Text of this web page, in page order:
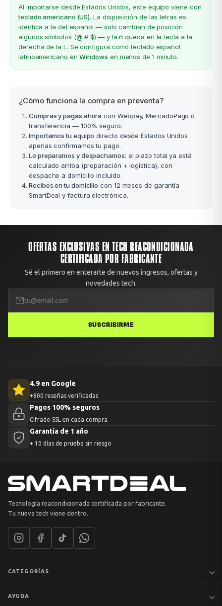
Al importarse desde Estados Unidos, este equipo viene con
teclado americano (US). La disposición de las letras es
idéntica a la del español — solo cambian de posición
algunos símbolos (@ # $) — y lañ queda en la tecla a la
derecha de la L. Se configura como teclado español
latinoamericano enWindows en menos de 1 minuto.
¿Cómo funciona la compra en preventa?
Compras y pagas ahora con Webpay, MercadoPago o
transferencia — 100% seguro.
Importamos tu equipo directo desde Estados Unidos
apenas confirmamos tu pago.
Lo preparamos y despachamos: el plazo total ya está
calculado arriba (preparación + logística), con
despacho a domicilio incluido.
Recibes en tu domicilio con 12 meses de garantía
SmartDeal y factura electrónica.
OFERTAS EXCLUSIVAS EN TECH REACONDICIONADA
CERTIFICADA POR FABRICANTE
Sé el primero en enterarte de nuevos ingresos, ofertas y
novedades tech.
SUSCRIBIRME
4.9 en Google
+800 reseñas verificadas
Pagos 100% seguros
Cifrado SSL en cada compra
Garantía de 1 año
+ 10 días de prueba sin riesgo
Tecnología reacondicionada certificada por fabricante.
Tu nueva tech viene dentro.
CATEGORÍAS
AYUDA